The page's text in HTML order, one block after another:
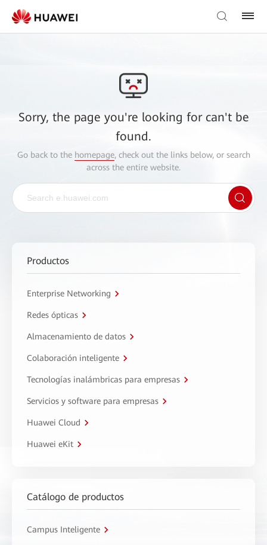
Sorry, the page you're looking for can't be
found.
Go back to the homepage, check out the links below, or search
across the entire website.
Productos
Enterprise Networking
Redes ópticas
Almacenamiento de datos
Colaboración inteligente
Tecnologías inalámbricas para empresas
Servicios y software para empresas
Huawei Cloud
Huawei eKit
Catálogo de productos
Campus Inteligente